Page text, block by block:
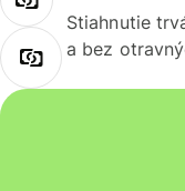
Stiahnutie
a bez